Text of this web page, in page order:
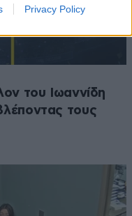
Privacy Policy
του Ιωαννίδη
τους